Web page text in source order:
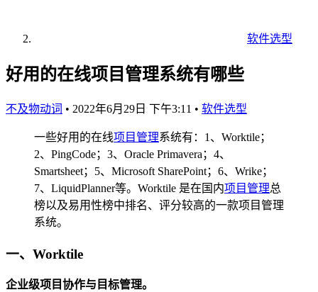
软件选型
好用的在线项目管理系统有哪些
不及物动词 • 2022年6月29日 下午3:11 • 软件选型
一些好用的在线项目管理系统有：1、Worktile；
2、PingCode；3、Oracle Primavera；4、
Smartsheet；5、Microsoft SharePoint；6、Wrike；
7、LiquidPlanner等。Worktile 是在国内项目管理总
榜以及易用性榜中排名、评分较高的一款项目管理
系统。
一、Worktile
企业级项目协作与目标管理。